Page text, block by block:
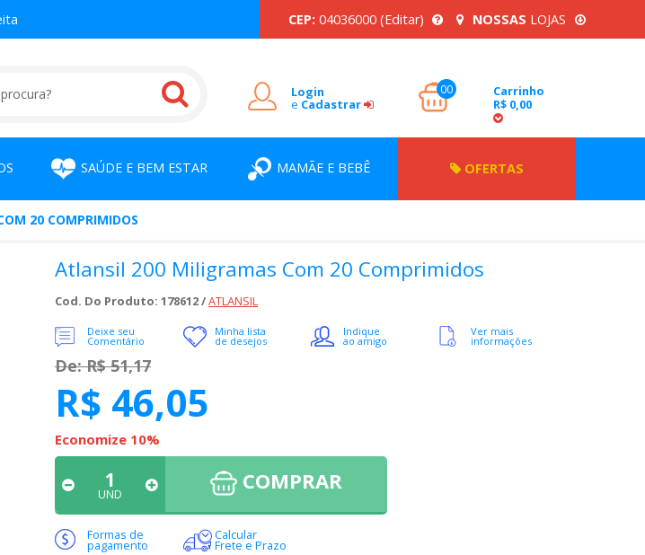
CEP: 04036000 (Editar) NOSSAS LOJAS
Login
e Cadastrar
00
Carrinho
R$ 0,00
SAÚDE E BEM ESTAR MAMÃE E BEBÊ OFERTAS
20 COMPRIMIDOS
Atlansil 200 Miligramas Com 20 Comprimidos
Cod. Do Produto: 178612 /ATLANSIL
Deixe seu
Comentário
Minha lista
de desejos
Indique
ao amigo
Ver mais
informações
De: R$ 51,17
R$ 46,05
Economize 10%
UND COMPRAR
Formas de
pagamento
Calcular
Frete e Prazo